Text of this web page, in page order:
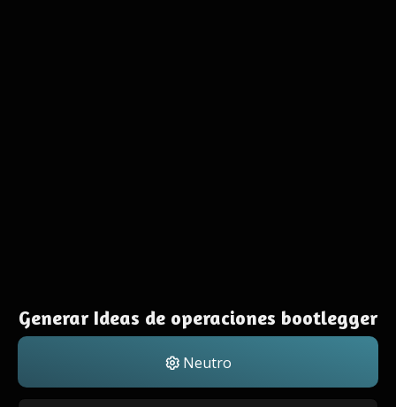
Generar Ideas de operaciones bootlegger
Neutro